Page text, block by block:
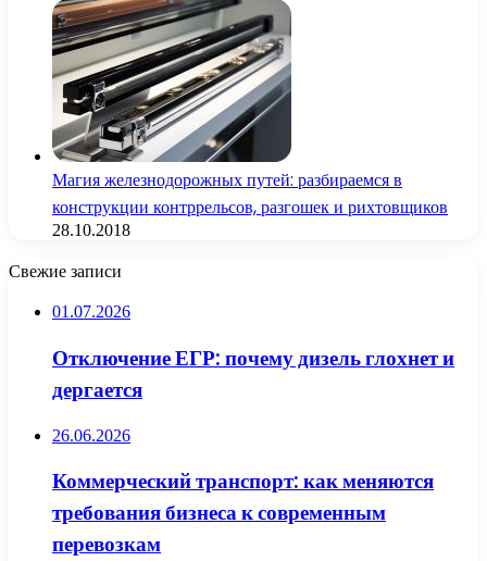
Магия железнодорожных путей: разбираемся в
конструкции контррельсов, разгошек и рихтовщиков
28.10.2018
Свежие записи
01.07.2026
Отключение ЕГР: почему дизель глохнет и
дергается
26.06.2026
Коммерческий транспорт: как меняются
требования бизнеса к современным
перевозкам